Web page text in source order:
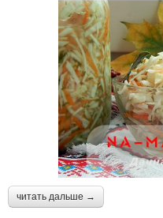
читать дальше →